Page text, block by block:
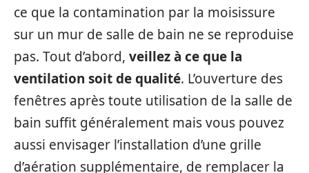
ce que la contamination par la moisissure
sur un mur de salle de bain ne se reproduise
pas. Tout d’abord, veillez à ce que la
ventilation soit de qualité. L’ouverture des
fenêtres après toute utilisation de la salle de
bain suffit généralement mais vous pouvez
aussi envisager l’installation d’une grille
d’aération supplémentaire, de remplacer la